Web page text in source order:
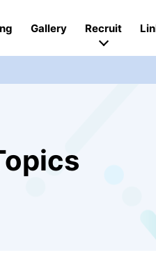
Gallery Recruit